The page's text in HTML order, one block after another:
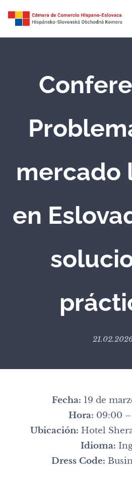
mercado
en
Fecha: 19 de
Hora: 09:00 –
Ubicación: Hotel
Idioma:
Dress Code: